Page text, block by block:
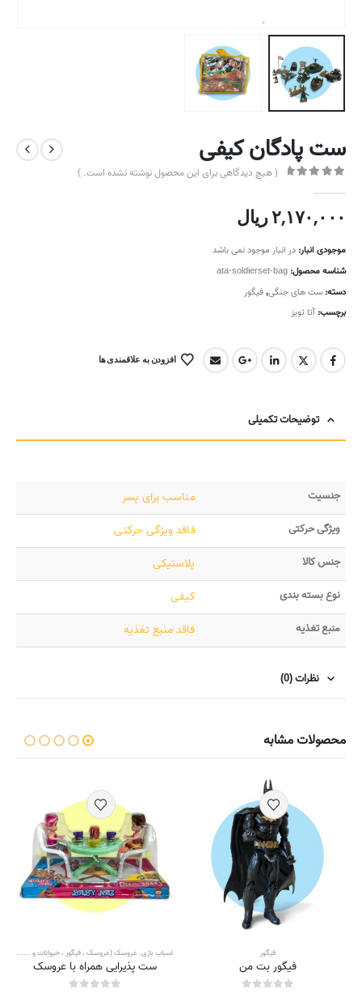
ست پادگان کیفی
( هیچ دیدگاهی برای این محصول نوشته نشده است. )
۲,۱۷۰,۰۰۰ریال
موجودی انبار: در انبار موجود نمی باشد
شناسه محصول: ata-soldierset-bag
دسته: ست های جنگی,فیگور
برچسب: آتا تویز
افزودن به علاقمندی ها
توضیحات تکمیلی
جنسیت مناسب برای پسر
ویژگی حرکتی فاقد ویژگی حرکتی
جنس کالا پلاستیکی
نوع بسته بندی کیفی
منبع تغذیه فاقد منبع تغذیه
نظرات (0)
محصولات مشابه
فیگور
فیگور بت من
اسباب بازی, عروسک (عروسک ، فیگور ، حیوانات و ...) ,
ست پذیرایی همراه با عروسک